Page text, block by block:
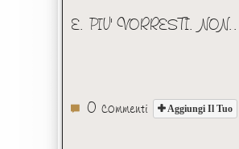
E. PIU' VORRESTI.
0 commenti Aggiungi Il Tuo